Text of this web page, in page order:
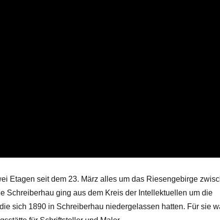
Etagen seit dem 23. März alles um das Riesengebirge
Schreiberhau ging aus dem Kreis der Intellektuellen um die
sich 1890 in Schreiberhau niedergelassen hatten. Für sie